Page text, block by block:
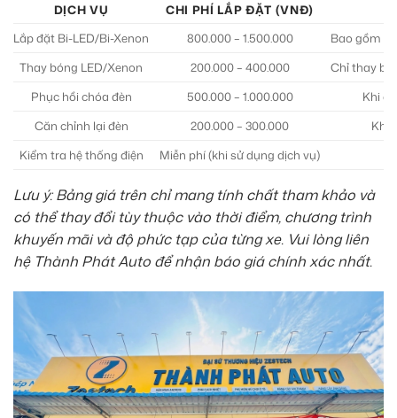
DỊCH VỤ CHI PHÍ LẮP ĐẶT (VNĐ)
Lắp đặt Bi-LED/Bi-Xenon
800.000 – 1.500.000
Bao gồm
Thay bóng LED/Xenon
200.000 – 400.000
Chỉ thay
Phục hồi chóa đèn
500.000 – 1.000.000
Khi
Căn chỉnh lại đèn
200.000 – 300.000
Khi
Kiểm tra hệ thống điện
Miễn phí (khi sử dụng dịch vụ)
Lưu ý: Bảng giá trên chỉ mang tính chất tham khảo và
có thể thay đổi tùy thuộc vào thời điểm, chương trình
khuyến mãi và độ phức tạp của từng xe. Vui lòng liên
hệ Thành Phát Auto để nhận báo giá chính xác nhất.